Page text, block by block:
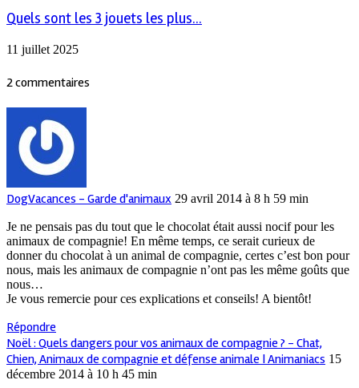
Quels sont les 3 jouets les plus...
11 juillet 2025
2 commentaires
DogVacances - Garde d'animaux 29 avril 2014 à 8 h 59 min
Je ne pensais pas du tout que le chocolat était aussi nocif pour les
animaux de compagnie! En même temps, ce serait curieux de
donner du chocolat à un animal de compagnie, certes c’est bon pour
nous, mais les animaux de compagnie n’ont pas les même goûts que
nous…
Je vous remercie pour ces explications et conseils! A bientôt!
Répondre
Noël : Quels dangers pour vos animaux de compagnie ? - Chat,
Chien, Animaux de compagnie et défense animale | Animaniacs 15
décembre 2014 à 10 h 45 min